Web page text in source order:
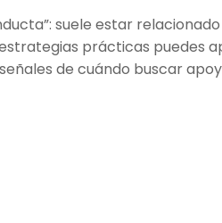
suele estar
prácticas puedes
de cuándo buscar